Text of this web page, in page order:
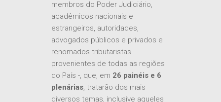
membros do Poder Judiciário,
acadêmicos nacionais e
estrangeiros, autoridades,
advogados públicos e privados e
renomados tributaristas
provenientes de todas as regiões
do País -, que, em 26 painéis e 6
plenárias, tratarão dos mais
diversos temas, inclusive aqueles